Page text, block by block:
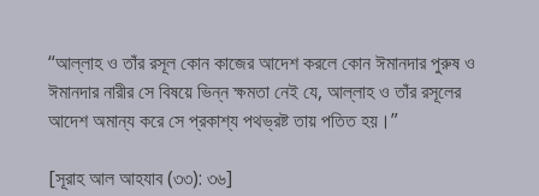
“আল্লাহ ও তাঁর রসূল কোন কাজের আদেশ করলে কোন ঈমানদার পুরুষ ও
ঈমানদার নারীর সে বিষয়ে ভিন্ন ক্ষমতা নেই যে, আল্লাহ ও তাঁর রসূলের
আদেশ অমান্য করে সে প্রকাশ্য পথভ্রষ্ট তায় পতিত হয়।”
[সূরাহ আল আহযাব (৩৩): ৩৬]